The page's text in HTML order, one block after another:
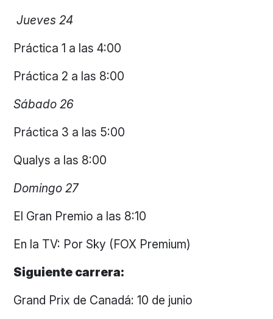
Jueves 24
Práctica 1 a las 4:00
Práctica 2 a las 8:00
Sábado 26
Práctica 3 a las 5:00
Qualys a las 8:00
Domingo 27
El Gran Premio a las 8:10
En la TV: Por Sky (FOX Premium)
Siguiente carrera:
Grand Prix de Canadá: 10 de junio